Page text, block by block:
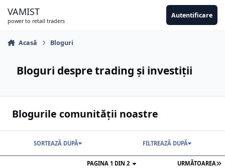
VAMIST
power to retail traders
Autentificare
Acasă Bloguri
Bloguri despre trading și investiții
Blogurile comunității noastre
URMĂTOAREA
PAGINA 1 DIN 2
SORTEAZĂ DUPĂ FILTREAZĂ DUPĂ